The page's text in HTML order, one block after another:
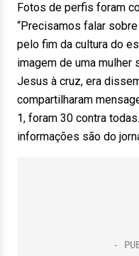
Fotos de perfis foram
“Precisamos falar sobre
pelo fim da cultura do
imagem de uma mulher
Jesus à cruz, era
compartilharam
1, foram 30 contra
informações são do